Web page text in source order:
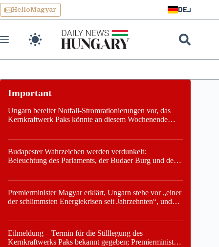
Skip
to
content
HelloMagyar DE
Ungarn bereitet Notfall-Stromrationierungen vor, das
Kernkraftwerk Paks könnte an diesem Wochenende
Budapester Wahrzeichen werden verdunkelt:
Beleuchtung des Parlaments, der Budaer Burg und der
Premierminister Magyar erklärt, Ungarn stehe vor „einer
der schlimmsten Energiekrisen seit Jahrzehnten“, und
Eilmeldung – Termin für die Stilllegung des
Kernkraftwerks Paks bekannt gegeben; Premierminister